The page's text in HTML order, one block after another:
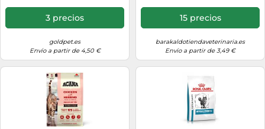
3 precios
goldpet.es
Envío a partir de 4,50 €
15 precios
barakaldotiendaveterinaria.es
Envío a partir de 3,49 €